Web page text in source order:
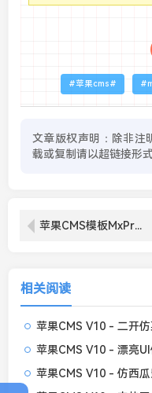
苹果cms
文章版权声明：除非注
载或复制请以超链接形
苹果CMS模板MxPro主题V 2.0版本全解密影视模版源码
相关阅读
苹果CMS V10 - 二开
苹果CMS V10 - 仿西